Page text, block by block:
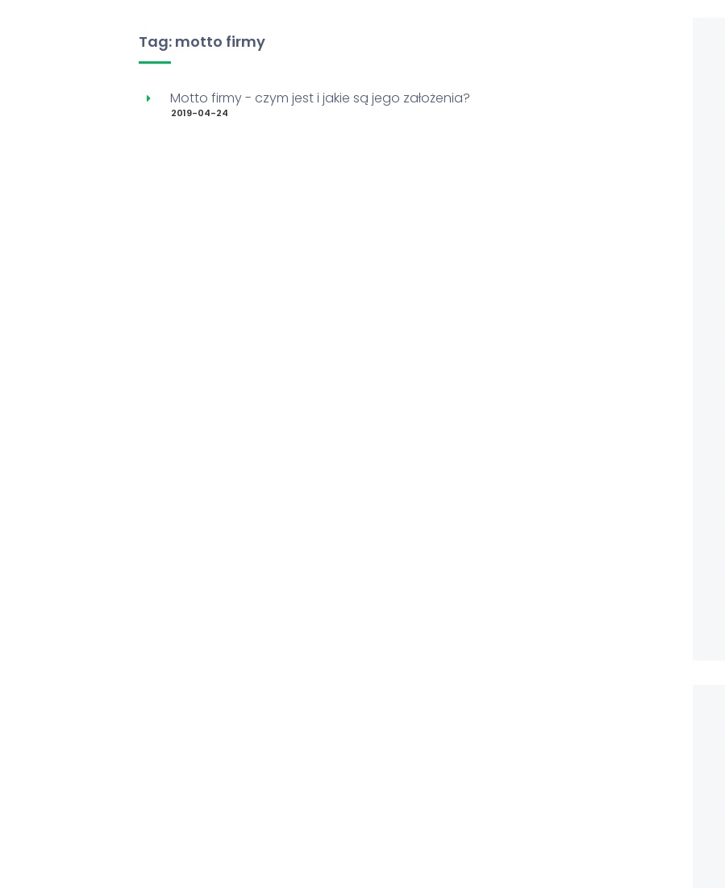
Tag: motto firmy
Motto firmy - czym jest i jakie są jego założenia?
2019-04-24